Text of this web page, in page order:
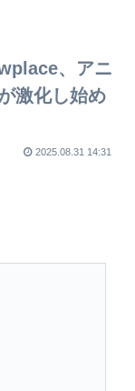
、アニ
激化し始め
2025.08.31 14:31